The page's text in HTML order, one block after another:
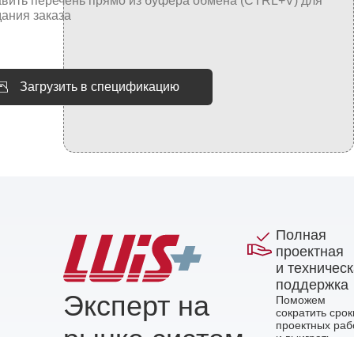
Загрузить в спецификацию
Эксперт на
Полная
проектная
и
поддержка
Поможем
сократить
проектных